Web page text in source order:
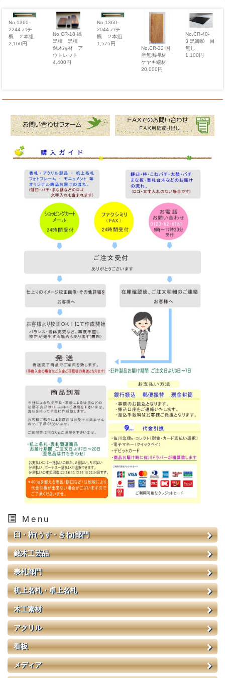
No,1360-
2244 バチ
楓 ２本組
2,160円
No,CR-18 縞
黒檀 黒檀
銘木端材 ア
ウトレット
4,400円
No,1360-
2044 バチ
楓 ２本組
1,575円
No,CR-32 国
産無垢欅材
ケヤキ端材
20,000円
No,CR-40-
3 黒御影 目
無し
1,100円
Menu
臼・杵(うす・きね)部門
銘木工芸品
表札部門
机上名札・卓上名札
木工素材
アクリル
看板
メディア